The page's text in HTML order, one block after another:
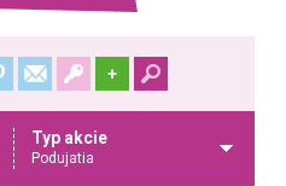
+
Typ akcie
Podujatia